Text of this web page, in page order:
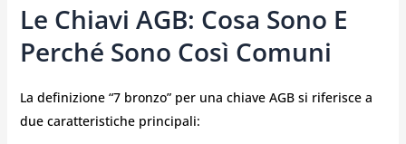
Le Chiavi AGB: Cosa Sono E
Perché Sono Così Comuni
La definizione “7 bronzo” per una chiave AGB si riferisce a
due caratteristiche principali: